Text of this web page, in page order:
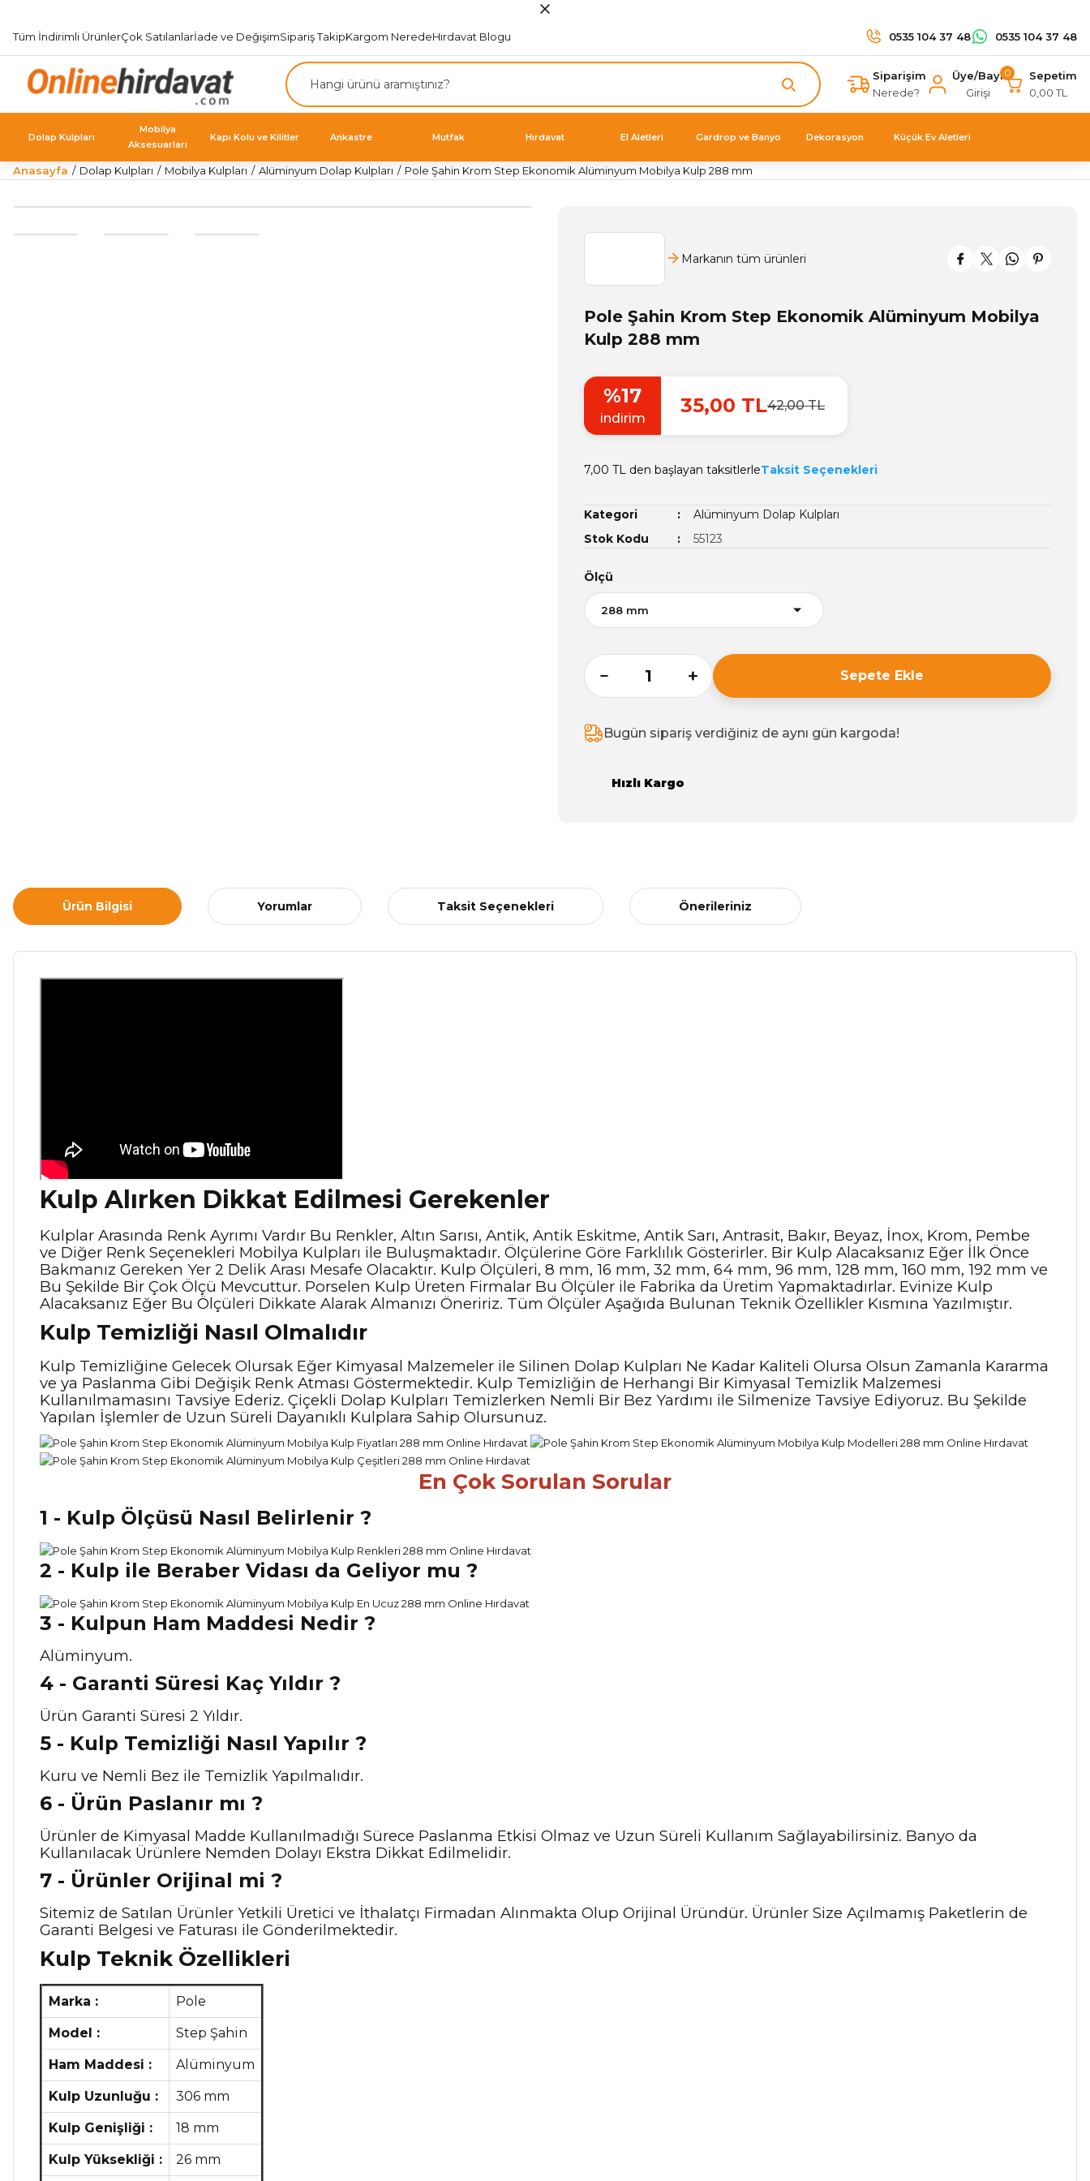
Tüm İndirimli ÜrünlerÇok Satılanlarİade ve DeğişimSipariş TakipKargom NeredeHırdavat Blogu 0535 104 37 48 0535 104 37 48
Siparişim
Nerede?
Üye/Bayi
Girişi
0
Sepetim
0,00 TL
Dolap Kulpları
Mobilya
Aksesuarları
Kapı Kolu ve Kilitler Ankastre Mutfak Hırdavat El Aletleri Gardrop ve Banyo Dekorasyon Küçük Ev Aletleri
Anasayfa Dolap Kulpları Mobilya Kulpları Alüminyum Dolap Kulpları Pole Şahin Krom Step Ekonomik Alüminyum Mobilya Kulp 288 mm
Markanın tüm ürünleri
Pole Şahin Krom Step Ekonomik Alüminyum Mobilya
Kulp 288 mm
%17
indirim
35,00 TL42,00 TL
7,00 TL den başlayan taksitlerleTaksit Seçenekleri
Kategori
Alüminyum Dolap Kulpları
Stok Kodu
55123
Ölçü
Sepete Ekle
Bugün sipariş verdiğiniz de aynı gün kargoda!
Hızlı Kargo
Ürün Bilgisi Yorumlar Taksit Seçenekleri Önerileriniz
Kulp Alırken Dikkat Edilmesi Gerekenler
Kulplar Arasında Renk Ayrımı Vardır Bu Renkler, Altın Sarısı, Antik, Antik Eskitme, Antik Sarı, Antrasit, Bakır, Beyaz, İnox, Krom, Pembe
ve Diğer Renk Seçenekleri Mobilya Kulpları ile Buluşmaktadır. Ölçülerine Göre Farklılık Gösterirler. Bir Kulp Alacaksanız Eğer İlk Önce
Bakmanız Gereken Yer 2 Delik Arası Mesafe Olacaktır. Kulp Ölçüleri, 8 mm, 16 mm, 32 mm, 64 mm, 96 mm, 128 mm, 160 mm, 192 mm ve
Bu Şekilde Bir Çok Ölçü Mevcuttur. Porselen Kulp Üreten Firmalar Bu Ölçüler ile Fabrika da Üretim Yapmaktadırlar. Evinize Kulp
Alacaksanız Eğer Bu Ölçüleri Dikkate Alarak Almanızı Öneririz. Tüm Ölçüler Aşağıda Bulunan Teknik Özellikler Kısmına Yazılmıştır.
Kulp Temizliği Nasıl Olmalıdır
Kulp Temizliğine Gelecek Olursak Eğer Kimyasal Malzemeler ile Silinen Dolap Kulpları Ne Kadar Kaliteli Olursa Olsun Zamanla Kararma
ve ya Paslanma Gibi Değişik Renk Atması Göstermektedir. Kulp Temizliğin de Herhangi Bir Kimyasal Temizlik Malzemesi
Kullanılmamasını Tavsiye Ederiz. Çiçekli Dolap Kulpları Temizlerken Nemli Bir Bez Yardımı ile Silmenize Tavsiye Ediyoruz. Bu Şekilde
Yapılan İşlemler de Uzun Süreli Dayanıklı Kulplara Sahip Olursunuz.
En Çok Sorulan Sorular
1 - Kulp Ölçüsü Nasıl Belirlenir ?
2 - Kulp ile Beraber Vidası da Geliyor mu ?
3 - Kulpun Ham Maddesi Nedir ?
Alüminyum.
4 - Garanti Süresi Kaç Yıldır ?
Ürün Garanti Süresi 2 Yıldır.
5 - Kulp Temizliği Nasıl Yapılır ?
Kuru ve Nemli Bez ile Temizlik Yapılmalıdır.
6 - Ürün Paslanır mı ?
Ürünler de Kimyasal Madde Kullanılmadığı Sürece Paslanma Etkisi Olmaz ve Uzun Süreli Kullanım Sağlayabilirsiniz. Banyo da
Kullanılacak Ürünlere Nemden Dolayı Ekstra Dikkat Edilmelidir.
7 - Ürünler Orijinal mi ?
Sitemiz de Satılan Ürünler Yetkili Üretici ve İthalatçı Firmadan Alınmakta Olup Orijinal Üründür. Ürünler Size Açılmamış Paketlerin de
Garanti Belgesi ve Faturası ile Gönderilmektedir.
Kulp Teknik Özellikleri
Marka : Pole
Model : Step Şahin
Ham Maddesi : Alüminyum
Kulp Uzunluğu : 306 mm
Kulp Genişliği : 18 mm
Kulp Yüksekliği : 26 mm